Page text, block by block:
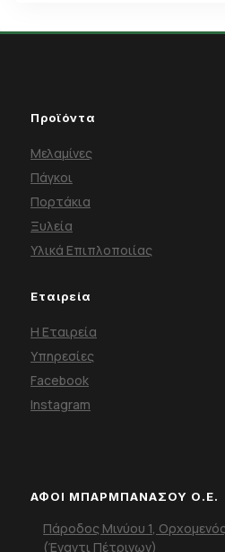
Προϊόντα
Μελαμίνες
Πάγκοι
Πορτάκια
Ξυλεία
Υλικά Επιπλοποιίας
Εταιρεία
Η Εταιρεία
Υπηρεσίες
Facebook
Instagram
ΑΦΟΙ ΜΠΑΡΜΠΑΝΑΣΟΥ Ο.Ε.
Πάροδος Μινύου 1,
(Έναντι Πέτρινων)